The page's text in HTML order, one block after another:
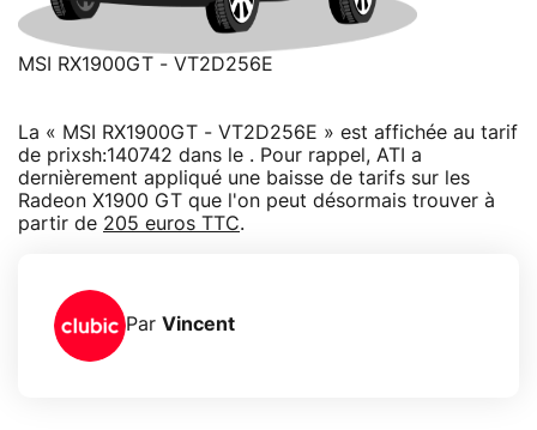
MSI RX1900GT - VT2D256E
La « MSI RX1900GT - VT2D256E » est affichée au tarif
de prixsh:140742 dans le . Pour rappel, ATI a
dernièrement appliqué une baisse de tarifs sur les
Radeon X1900 GT que l'on peut désormais trouver à
partir de 205 euros TTC.
Par Vincent